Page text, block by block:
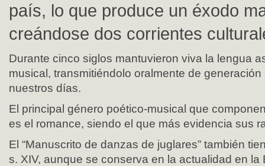
país, lo que produce un éxodo
creándose dos corrientes
Durante cinco siglos mantuvieron viva la lengua
musical, transmitiéndolo oralmente de
nuestros días.
El principal género poético-musical que
es el romance, siendo el que más evidencia sus
El “Manuscrito de danzas de juglares” también
s. XIV, aunque se conserva en la actualidad en la